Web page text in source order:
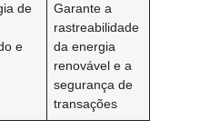
de
e
Garante a
rastreabilidade
da energia
renovável e a
segurança de
transações